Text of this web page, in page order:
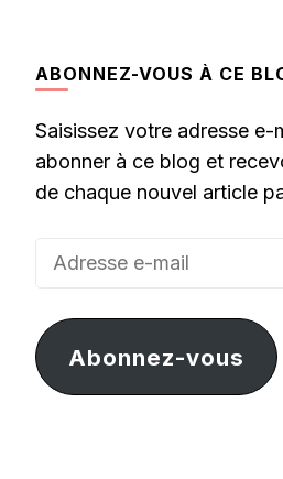
ABONNEZ-VOUS À CE
Saisissez votre adresse e-
abonner à ce blog et
de chaque nouvel article
Adresse
mail
Abonnez-vous